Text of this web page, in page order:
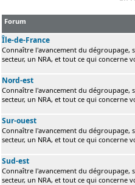
Forum
Île-de-France
Connaître l'avancement du dégroupage,
secteur, un NRA, et tout ce qui concerne
Nord-est
Connaître l'avancement du dégroupage,
secteur, un NRA, et tout ce qui concerne
Sur-ouest
Connaître l'avancement du dégroupage,
secteur, un NRA, et tout ce qui concerne
Sud-est
Connaître l'avancement du dégroupage,
secteur, un NRA, et tout ce qui concerne